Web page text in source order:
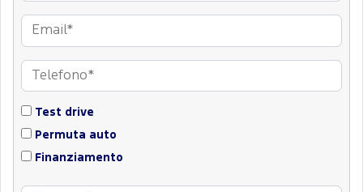
Test drive
Permuta auto
Finanziamento